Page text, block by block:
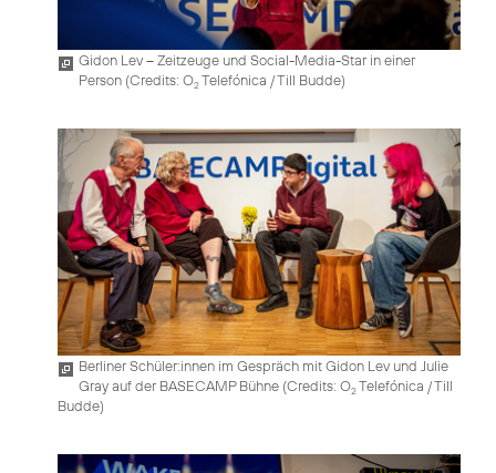
Gidon Lev – Zeitzeuge und Social-Media-Star in einer
Person (Credits: O2Telefónica / Till Budde)
Berliner Schüler:innen im Gespräch mit Gidon Lev und Julie
Gray auf der BASECAMP Bühne (Credits: O2Telefónica / Till
Budde)